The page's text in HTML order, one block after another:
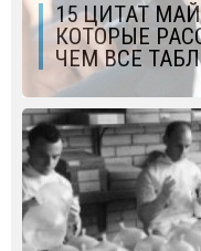
15 ЦИТАТ
КОТОРЫЕ
ЧЕМ ВСЕ